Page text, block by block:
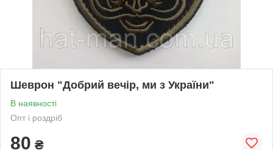
Шеврон "Добрий вечір, ми з України"
В наявності
Опт і роздріб
80 ₴